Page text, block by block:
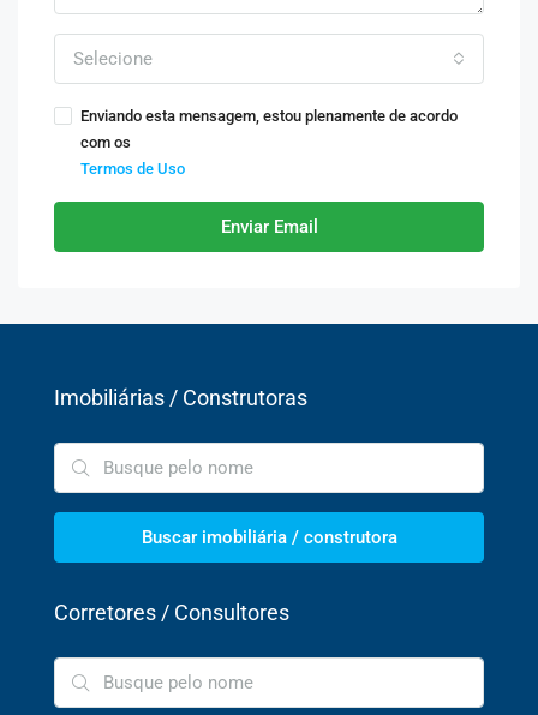
Selecione
Enviando esta mensagem, estou plenamente de acordo
com os
Termos de Uso
Enviar Email
Imobiliárias / Construtoras
Buscar imobiliária / construtora
Corretores / Consultores